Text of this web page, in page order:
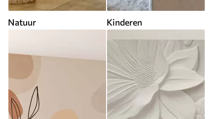
Natuur Kinderen